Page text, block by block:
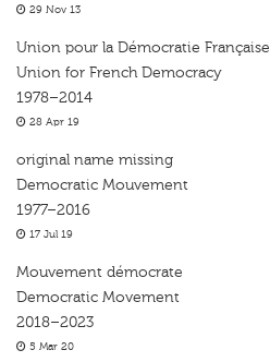
29 Nov 13
Union pour la Démocratie Française
Union for French Democracy
1978–2014
28 Apr 19
original name missing
Democratic Mouvement
1977–2016
17 Jul 19
Mouvement démocrate
Democratic Movement
2018–2023
5 Mar 20